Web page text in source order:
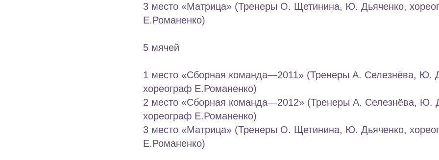
3 место «Матрица» (Тренеры О. Щетинина, Ю. Дьяченко,
Е.Романенко)
5 мячей
1 место «Сборная команда—2011» (Тренеры А. Селезнёва, Ю.
хореограф Е.Романенко)
2 место «Сборная команда—2012» (Тренеры А. Селезнёва, Ю.
хореограф Е.Романенко)
3 место «Матрица» (Тренеры О. Щетинина, Ю. Дьяченко,
Е.Романенко)